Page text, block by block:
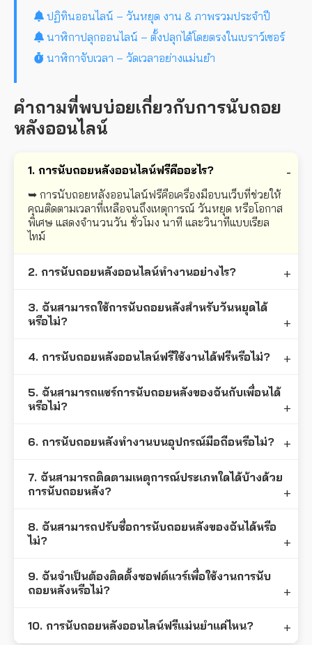
ปฏิทินออนไลน์ – วันหยุด งาน & ภาพรวมประจำปี
นาฬิกาปลุกออนไลน์ – ตั้งปลุกได้โดยตรงในเบราว์เซอร์
นาฬิกาจับเวลา – วัดเวลาอย่างแม่นยำ
คำถามที่พบบ่อยเกี่ยวกับการนับถอย
หลังออนไลน์
1. การนับถอยหลังออนไลน์ฟรีคืออะไร?
➥ การนับถอยหลังออนไลน์ฟรีคือเครื่องมือบนเว็บที่ช่วยให้
คุณติดตามเวลาที่เหลือจนถึงเหตุการณ์ วันหยุด หรือโอกาส
พิเศษ แสดงจำนวนวัน ชั่วโมง นาที และวินาทีแบบเรียล
ไทม์
2. การนับถอยหลังออนไลน์ทำงานอย่างไร?
3. ฉันสามารถใช้การนับถอยหลังสำหรับวันหยุดได้
หรือไม่?
4. การนับถอยหลังออนไลน์ฟรีใช้งานได้ฟรีหรือไม่?
5. ฉันสามารถแชร์การนับถอยหลังของฉันกับเพื่อนได้
หรือไม่?
6. การนับถอยหลังทำงานบนอุปกรณ์มือถือหรือไม่?
7. ฉันสามารถติดตามเหตุการณ์ประเภทใดได้บ้างด้วย
การนับถอยหลัง?
8. ฉันสามารถปรับชื่อการนับถอยหลังของฉันได้หรือ
ไม่?
9. ฉันจำเป็นต้องติดตั้งซอฟต์แวร์เพื่อใช้งานการนับ
ถอยหลังหรือไม่?
10. การนับถอยหลังออนไลน์ฟรีแม่นยำแค่ไหน?